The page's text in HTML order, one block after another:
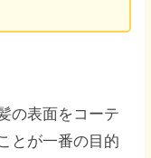
の表面をコーテ
とが一番の目的